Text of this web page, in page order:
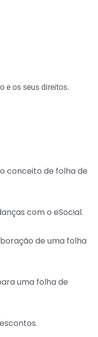
e os seus direitos.
conceito de folha de
com o eSocial.
de uma folha
uma folha de